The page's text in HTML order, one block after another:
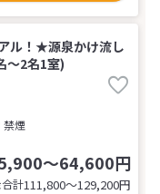
ル！★源泉かけ流し
～2名1室)
禁煙
～64,600円
計111,800〜129,200円